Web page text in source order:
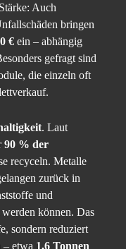
Auch
bringen
€ ein – abhängig
gefragt sind
die einzeln oft
. Laut
90 % der
recyceln. Metalle
zurück in
und
können. Das
sondern reduziert
– etwa 1,6 Tonnen